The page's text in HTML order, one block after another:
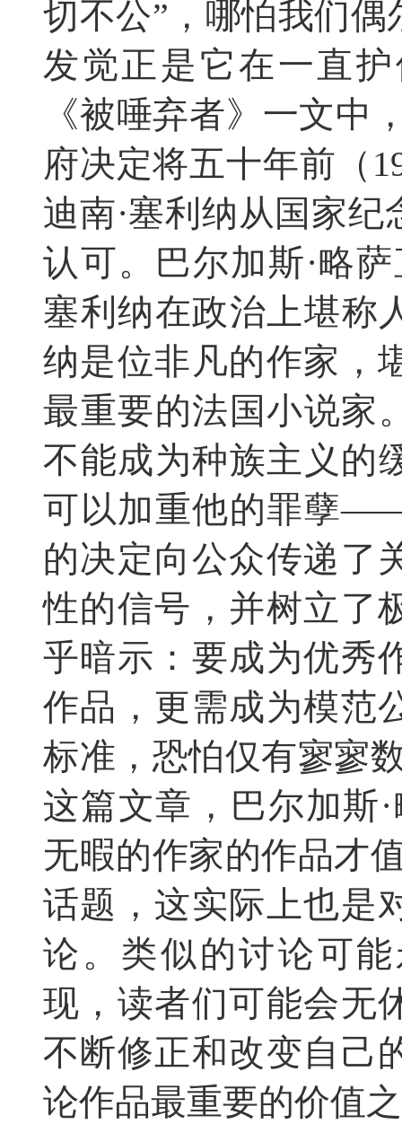
切不公”，哪怕我们
发觉正是它在一直
《被唾弃者》一文中
府决定将五十年前（
迪南·塞利纳从国家
认可。巴尔加斯·略
塞利纳在政治上堪称
纳是位非凡的作家，
最重要的法国小说
不能成为种族主义
可以加重他的罪孽
的决定向公众传递了
性的信号，并树立了
乎暗示：要成为优秀
作品，更需成为模范
标准，恐怕仅有寥寥
这篇文章，巴尔加斯
无暇的作家的作品才
话题，这实际上也是
论。类似的讨论可
现，读者们可能会无
不断修正和改变自己
论作品最重要的价值